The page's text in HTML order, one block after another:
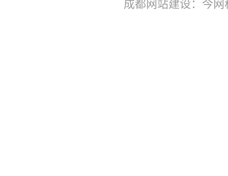
成都网站建设：今